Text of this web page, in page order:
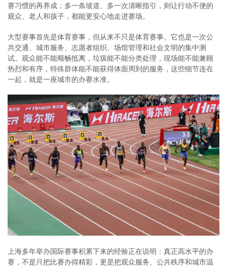
赛习惯的再养成；多一条坡道、多一次清晰指引，则让行动不便的
观众、老人和孩子，都能更安心地走进赛场。
大型赛事首先是体育赛事，但从来不只是体育赛事。它也是一次公
共交通、城市服务、志愿者组织、场馆管理和社会文明的集中测
试。观众能不能顺畅抵离，垃圾能不能分类处理，现场能不能兼顾
热烈和有序，特殊群体能不能获得体面周到的服务，这些细节连在
一起，就是一座城市的办赛水准。
上海多年举办国际赛事积累下来的经验正在说明：真正高水平的办
赛，不是只把比赛办得精彩，更是把观众服务、公共秩序和城市温